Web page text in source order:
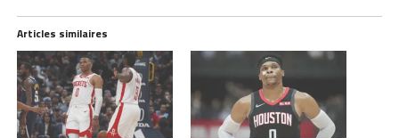
Articles similaires